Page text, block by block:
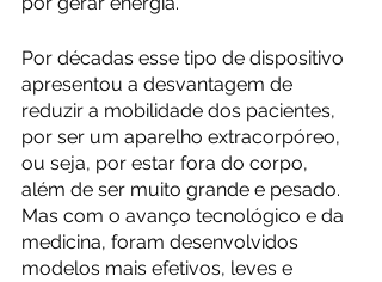
Por décadas esse tipo de dispositivo
apresentou a desvantagem de
reduzir a mobilidade dos pacientes,
por ser um aparelho extracorpóreo,
ou seja, por estar fora do corpo,
além de ser muito grande e pesado.
Mas com o avanço tecnológico e da
medicina, foram desenvolvidos
modelos mais efetivos, leves e